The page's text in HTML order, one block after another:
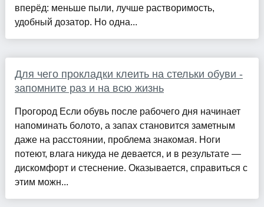
вперёд: меньше пыли, лучше растворимость,
удобный дозатор. Но одна...
Для чего прокладки клеить на стельки обуви -
запомните раз и на всю жизнь
Прогород Если обувь после рабочего дня начинает
напоминать болото, а запах становится заметным
даже на расстоянии, проблема знакомая. Ноги
потеют, влага никуда не девается, и в результате —
дискомфорт и стеснение. Оказывается, справиться с
этим можн...